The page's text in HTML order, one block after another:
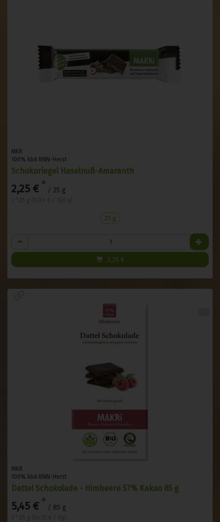
MKR
100% kbA BNN-Herst
Schokoriegel Haselnuß-Amaranth
2,25 € * / 25 g
25 g
Anzahl
2,25 €
MKR
100% kbA BNN-Herst
Dattel Schokolade - Himbeere 57% Kakao 85 g
5,45 € * / 85 g